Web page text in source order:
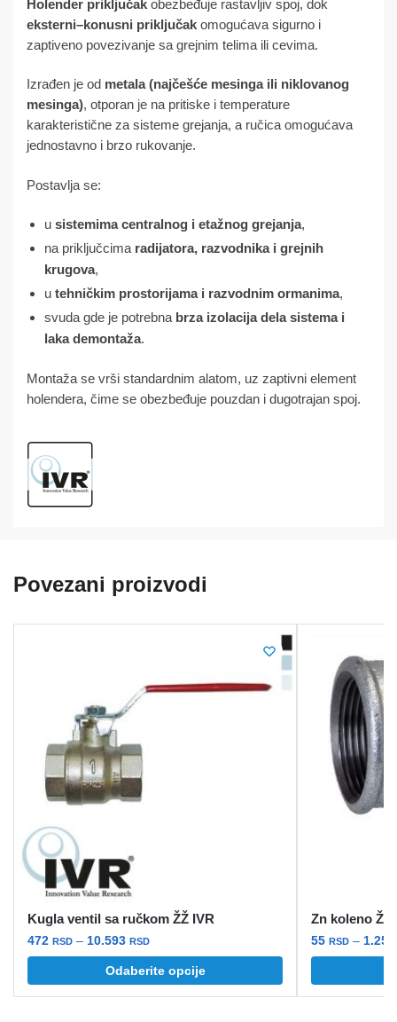
Holender priključak obezbeđuje rastavljiv spoj, dok
eksterni–konusni priključak omogućava sigurno i
zaptiveno povezivanje sa grejnim telima ili cevima.
Izrađen je od metala (najčešće mesinga ili niklovanog
mesinga), otporan je na pritiske i temperature
karakteristične za sisteme grejanja, a ručica omogućava
jednostavno i brzo rukovanje.
Postavlja se:
u sistemima centralnog i etažnog grejanja,
na priključcima radijatora, razvodnika i grejnih
krugova,
u tehničkim prostorijama i razvodnim ormanima,
svuda gde je potrebna brza izolacija dela sistema i
laka demontaža.
Montaža se vrši standardnim alatom, uz zaptivni element
holendera, čime se obezbeđuje pouzdan i dugotrajan spoj.
Povezani proizvodi
Kugla ventil sa ručkom ŽŽ IVR
472 RSD – 10.593 RSDRaspon
cena:
od
472 rsd
Odaberite opcije
Zn koleno ŽŽ
55 RSD –